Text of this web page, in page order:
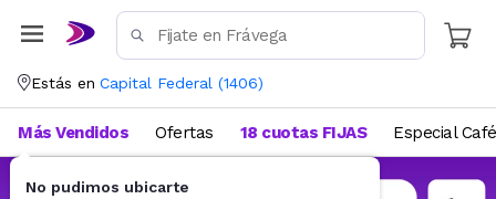
Estás en Capital Federal (1406)
No pudimos ubicarte
Más Vendidos Ofertas 18 cuotas FIJAS Especial Café